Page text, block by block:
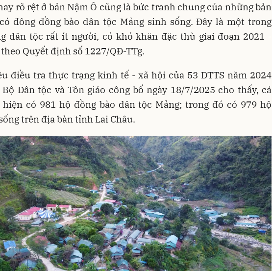
rõ rệt ở bản Nậm Ô cũng là bức tranh chung của những bản
đông đồng bào dân tộc Mảng sinh sống. Đây là một trong
dân tộc rất ít người, có khó khăn đặc thù giai đoạn 2021 -
Quyết định số 1227/QĐ-TTg.
điều tra thực trạng kinh tế - xã hội của 53 DTTS năm 2024
Dân tộc và Tôn giáo công bố ngày 18/7/2025 cho thấy, cả
hiện có 981 hộ đồng bào dân tộc Mảng; trong đó có 979 hộ
trên địa bàn tỉnh Lai Châu.